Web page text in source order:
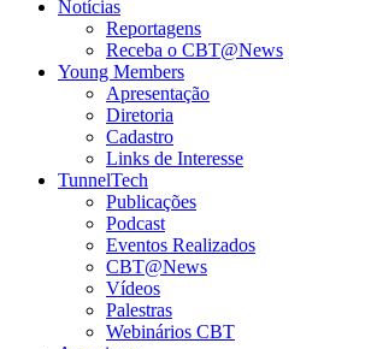
Notícias
Reportagens
Receba o CBT@News
Young Members
Apresentação
Diretoria
Cadastro
Links de Interesse
TunnelTech
Publicações
Podcast
Eventos Realizados
CBT@News
Vídeos
Palestras
Webinários CBT